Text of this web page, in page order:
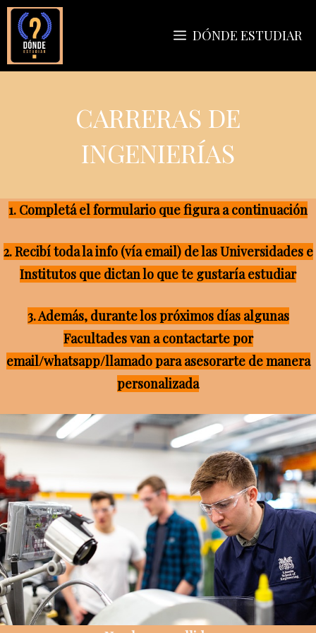
Saltar
contenido
DÓNDE ESTUDIAR
CARRERAS DE
INGENIERÍAS
1. Completá el formulario que figura a continuación
2. Recibí toda la info (vía email) de las Universidades e
Institutos que dictan lo que te gustaría estudiar
3. Además, durante los próximos días algunas
Facultades van a contactarte por
email/whatsapp/llamado para asesorarte de manera
personalizada